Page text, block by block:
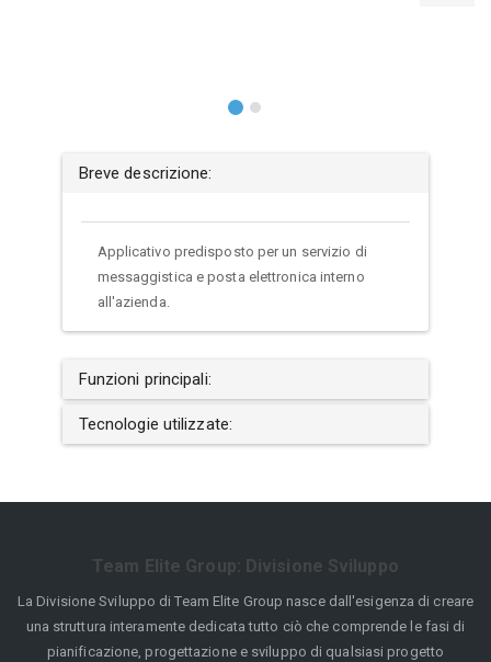
Breve descrizione:
Applicativo predisposto per un servizio di
messaggistica e posta elettronica interno
all'azienda.
Funzioni principali:
Tecnologie utilizzate:
Team Elite Group: Divisione Sviluppo
La Divisione Sviluppo di Team Elite Group nasce dall'esigenza di creare
una struttura interamente dedicata tutto ciò che comprende le fasi di
pianificazione, progettazione e sviluppo di qualsiasi progetto